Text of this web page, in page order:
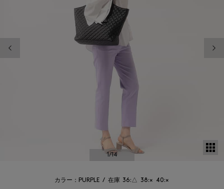
1/14
カラー：PURPLE / 在庫 36:△ 38:× 40:×